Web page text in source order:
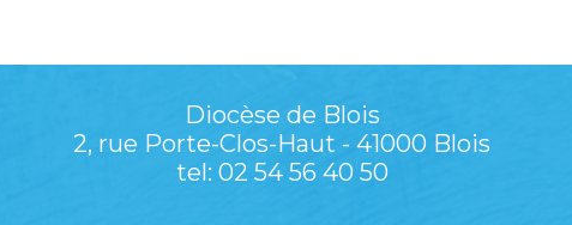
Diocèse de Blois
2, rue Porte-Clos-Haut - 41000 Blois
tel: 02 54 56 40 50